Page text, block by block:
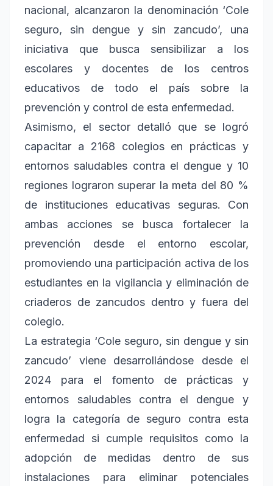
nacional, alcanzaron la denominación ‘Cole
seguro, sin dengue y sin zancudo’, una
iniciativa que busca sensibilizar a los
escolares y docentes de los centros
educativos de todo el país sobre la
prevención y control de esta enfermedad.
Asimismo, el sector detalló que se logró
capacitar a 2168 colegios en prácticas y
entornos saludables contra el dengue y 10
regiones lograron superar la meta del 80 %
de instituciones educativas seguras. Con
ambas acciones se busca fortalecer la
prevención desde el entorno escolar,
promoviendo una participación activa de los
estudiantes en la vigilancia y eliminación de
criaderos de zancudos dentro y fuera del
colegio.
La estrategia ‘Cole seguro, sin dengue y sin
zancudo’ viene desarrollándose desde el
2024 para el fomento de prácticas y
entornos saludables contra el dengue y
logra la categoría de seguro contra esta
enfermedad si cumple requisitos como la
adopción de medidas dentro de sus
instalaciones para eliminar potenciales